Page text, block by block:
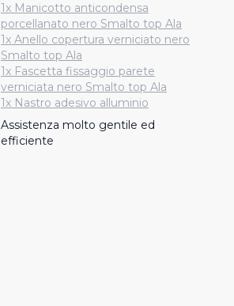
1x Manicotto anticondensa
porcellanato nero Smalto top Ala
1x Anello copertura verniciato nero
Smalto top Ala
1x Fascetta fissaggio parete
verniciata nero Smalto top Ala
1x Nastro adesivo alluminio
Assistenza molto gentile ed
efficiente